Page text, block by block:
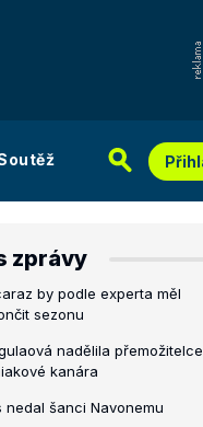
zprávy
by podle experta měl
sezonu
nadělila přemožitelce
kanára
nedal šanci Navonemu